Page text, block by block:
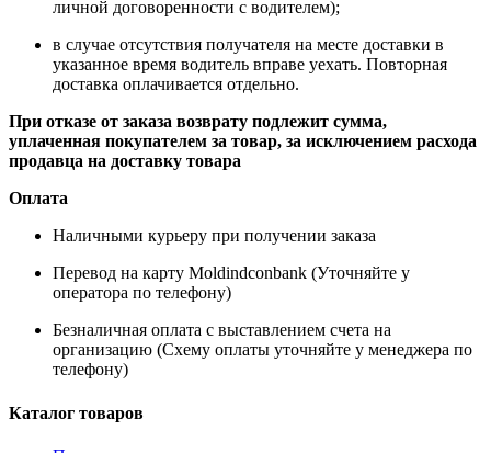
личной договоренности с водителем);
в случае отсутствия получателя на месте доставки в
указанное время водитель вправе уехать. Повторная
доставка оплачивается отдельно.
При отказе от заказа возврату подлежит сумма,
уплаченная покупателем за товар, за исключением расхода
продавца на доставку товара
Оплата
Наличными курьеру при получении заказа
Перевод на карту Moldindconbank (Уточняйте у
оператора по телефону)
Безналичная оплата с выставлением счета на
организацию (Схему оплаты уточняйте у менеджера по
телефону)
Каталог товаров